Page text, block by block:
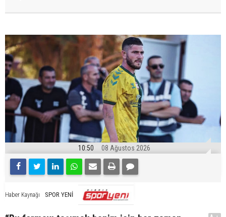
10:50 08 Ağustos 2026
Haber Kaynağı SPOR YENİ